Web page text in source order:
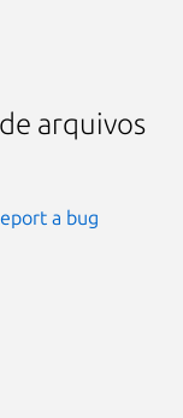
arquivos
a bug